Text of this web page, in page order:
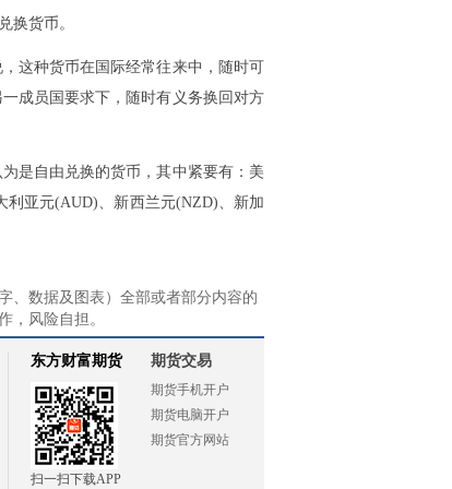
换货币。
这种货币在国际经常往来中，随时可
成员国要求下，随时有义务换回对方
是自由兑换的货币，其中紧要有：美
利亚元(AUD)、新西兰元(NZD)、新加
、数据及图表）全部或者部分内容的
，风险自担。
东方财富期货
扫一扫下载APP
期货交易
期货手机开户
期货电脑开户
期货官方网站